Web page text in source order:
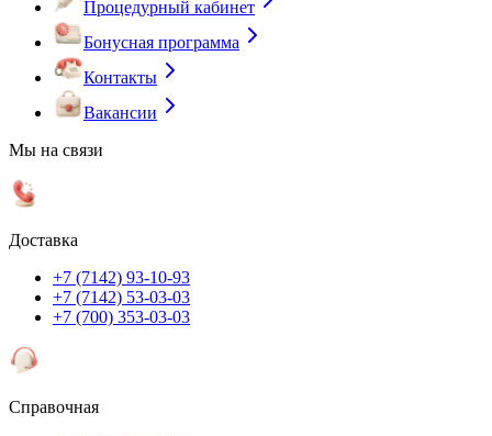
Процедурный кабинет
Бонусная программа
Контакты
Вакансии
Мы на связи
Доставка
+7 (7142) 93-10-93
+7 (7142) 53-03-03
+7 (700) 353-03-03
Справочная